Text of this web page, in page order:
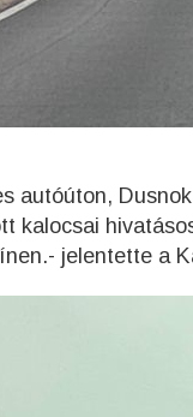
autóúton,
kalocsai
jelentette a